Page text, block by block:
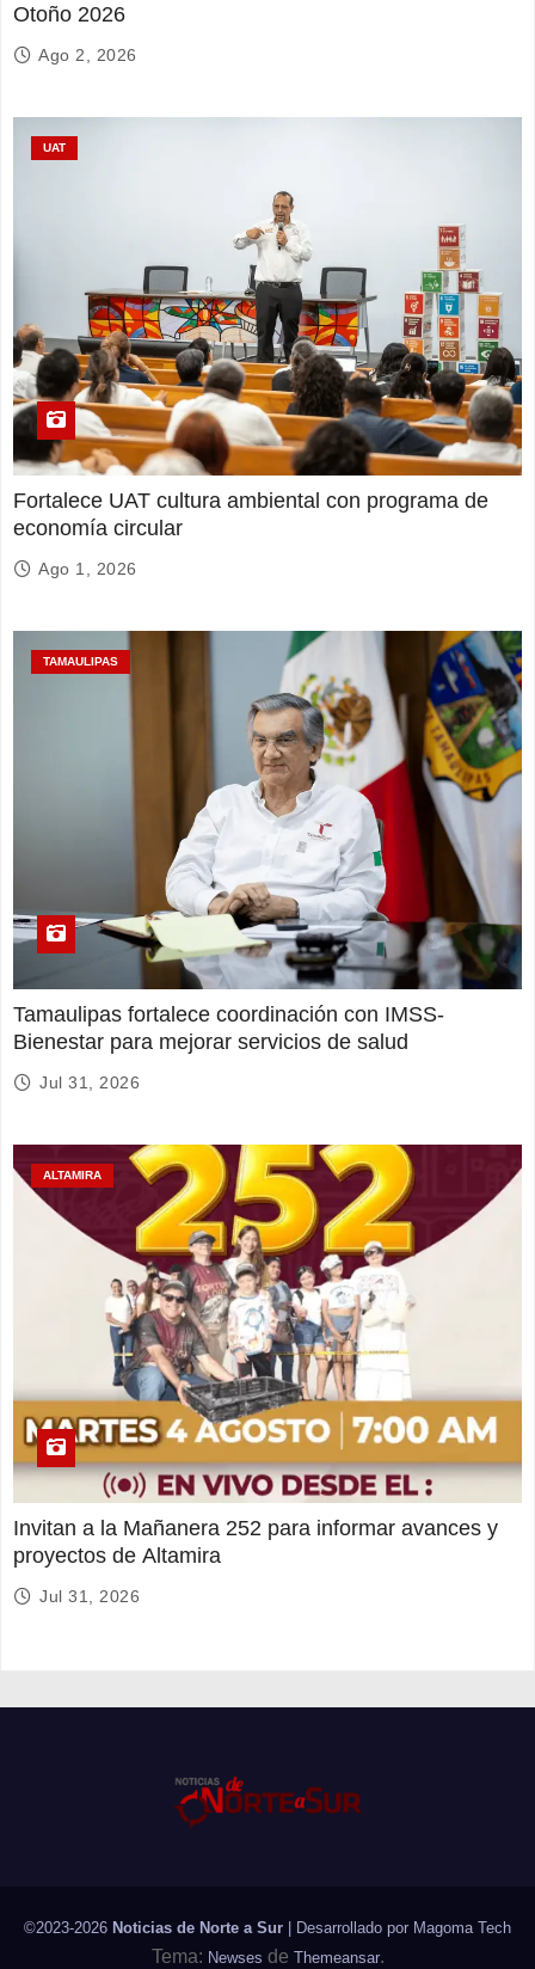
Otoño 2026
Ago 2, 2026
UAT
Fortalece UAT cultura ambiental con programa de
economía circular
Ago 1, 2026
TAMAULIPAS
Tamaulipas fortalece coordinación con IMSS-
Bienestar para mejorar servicios de salud
Jul 31, 2026
ALTAMIRA
Invitan a la Mañanera 252 para informar avances y
proyectos de Altamira
Jul 31, 2026
©2023-2026 Noticias de Norte a Sur | Desarrollado por Magoma Tech
Tema: Newses de Themeansar.